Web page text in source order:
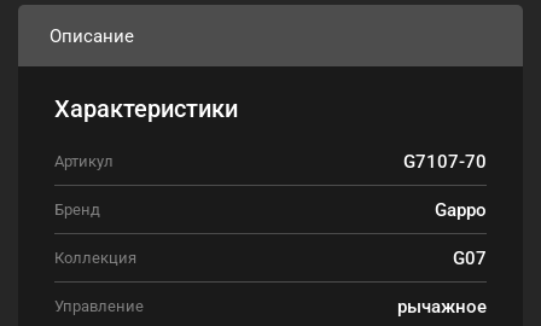
Описание
Характеристики
Артикул G7107-70
Бренд Gappo
Коллекция G07
Управление рычажное